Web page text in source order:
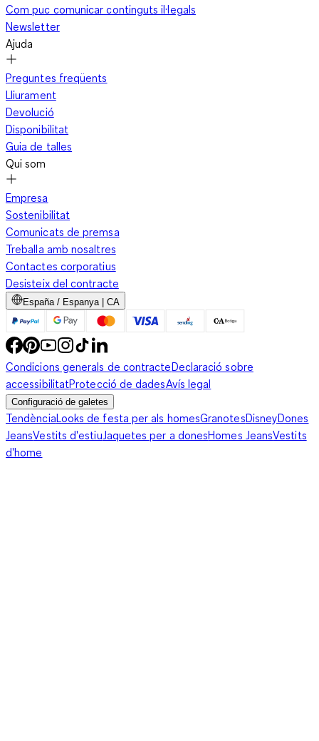
Com puc comunicar continguts il·legals
Newsletter
Ajuda
Preguntes freqüents
Lliurament
Devolució
Disponibilitat
Guia de talles
Qui som
Empresa
Sostenibilitat
Comunicats de premsa
Treballa amb nosaltres
Contactes corporatius
Desisteix del contracte
España / Espanya | CA
Condicions generals de contracteDeclaració sobre
accessibilitatProtecció de dadesAvís legal
Configuració de galetes
TendènciaLooks de festa per als homesGranotesDisneyDones
JeansVestits d'estiuJaquetes per a donesHomes JeansVestits
d'home